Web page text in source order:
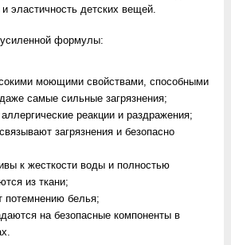
и эластичность детских вещей.
формулы:
моющими свойствами, способными
самые сильные загрязнения;
реакции и раздражения;
загрязнения и безопасно
к жесткости воды и полностью
из ткани;
потемнению белья;
на безопасные компоненты в